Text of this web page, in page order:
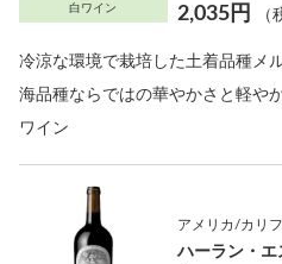
白ワイン 2,035円 （
冷涼な環境で栽培した土着品種メ
海品種ならではの華やかさと軽や
ワイン
アメリカ/カリ
ハーラン・エ